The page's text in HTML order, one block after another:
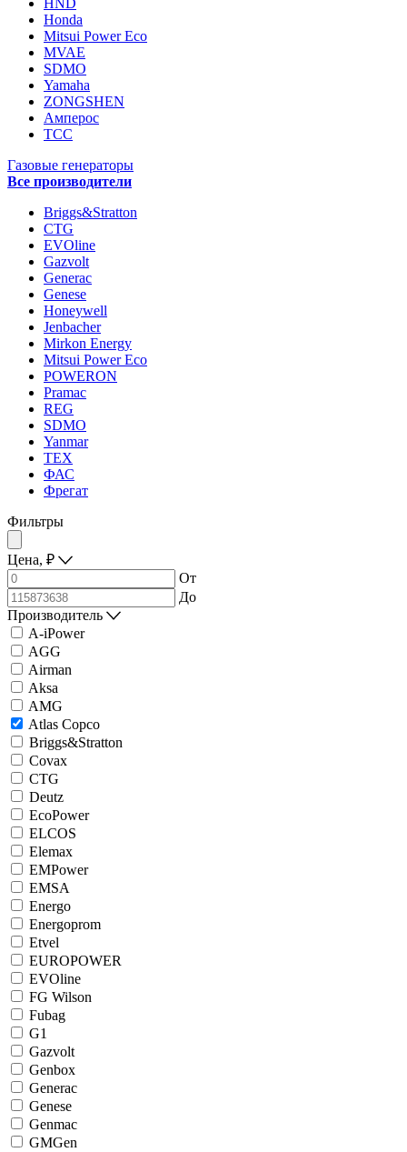
HND
Honda
Mitsui Power Eco
MVAE
SDMO
Yamaha
ZONGSHEN
Амперос
ТСС
Газовые генераторы
Все производители
Briggs&Stratton
CTG
EVOline
Gazvolt
Generac
Genese
Honeywell
Jenbacher
Mirkon Energy
Mitsui Power Eco
POWERON
Pramac
REG
SDMO
Yanmar
ТЕХ
ФАС
Фрегат
Фильтры
Цена, ₽
От
До
Производитель
A-iPower
AGG
Airman
Aksa
AMG
Atlas Copco
Briggs&Stratton
Covax
CTG
Deutz
EcoPower
ELCOS
Elemax
EMPower
EMSA
Energo
Energoprom
Etvel
EUROPOWER
EVOline
FG Wilson
Fubag
G1
Gazvolt
Genbox
Generac
Genese
Genmac
GMGen